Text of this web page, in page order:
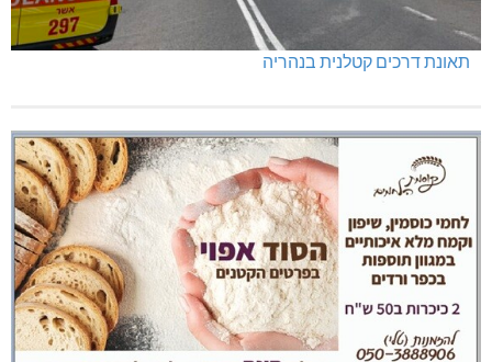
תאונת דרכים קטלנית בנהריה